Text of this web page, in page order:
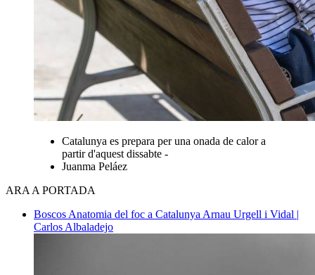
Catalunya es prepara per una onada de calor a
partir d'aquest dissabte -
Juanma Peláez
ARA A PORTADA
Boscos Anatomia del foc a Catalunya Arnau Urgell i Vidal |
Carlos Albaladejo